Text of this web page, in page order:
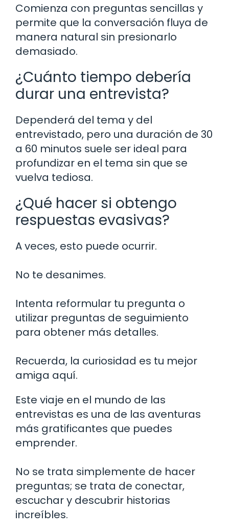
Comienza con preguntas sencillas y
permite que la conversación fluya de
manera natural sin presionarlo
demasiado.
¿Cuánto tiempo debería
durar una entrevista?
Dependerá del tema y del
entrevistado, pero una duración de 30
a 60 minutos suele ser ideal para
profundizar en el tema sin que se
vuelva tediosa.
¿Qué hacer si obtengo
respuestas evasivas?
A veces, esto puede ocurrir.
No te desanimes.
Intenta reformular tu pregunta o
utilizar preguntas de seguimiento
para obtener más detalles.
Recuerda, la curiosidad es tu mejor
amiga aquí.
Este viaje en el mundo de las
entrevistas es una de las aventuras
más gratificantes que puedes
emprender.
No se trata simplemente de hacer
preguntas; se trata de conectar,
escuchar y descubrir historias
increíbles.